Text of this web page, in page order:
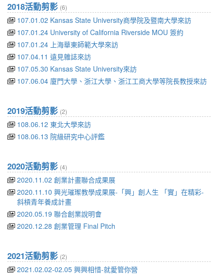
2018活動剪影 (6)
107.01.02 Kansas State University商學院及暨南大學來訪
107.01.24 University of California Riverside MOU 簽約
107.01.24 上海華東師範大學來訪
107.04.11 遠見雜誌來訪
107.05.30 Kansas State University來訪
107.06.04 廈門大學、浙江大學、浙江工商大學等院長教授來訪
2019活動剪影 (2)
108.06.12 東北大學來訪
108.06.13 院級研究中心評鑑
2020活動剪影 (4)
2020.11.02 創業計畫聯合成果展
2020.11.10 興光璀璨教學成果展-「興」創人生 「實」在精彩-
斜槓青年養成計畫
2020.05.19 聯合創業說明會
2020.12.28 創業管理 Final Pitch
2021活動剪影 (2)
2021.02.02-02.05 興興相惜-就愛管你營